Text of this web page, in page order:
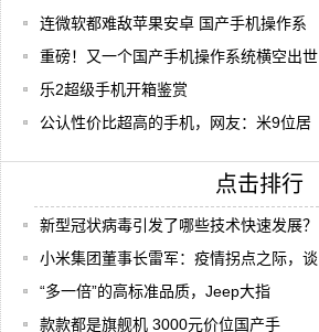
连微软都难敌苹果安卓 国产手机操作系
重磅！又一个国产手机操作系统横空出世
乐2超级手机开箱鉴赏
公认性价比超高的手机，网友：米9位居
点击排行
新型冠状病毒引发了哪些技术快速发展？
小米集团董事长雷军：疫情拐点之际，谈
“多一倍”的高标准品质，Jeep大指
款款都是旗舰机 3000元价位国产手